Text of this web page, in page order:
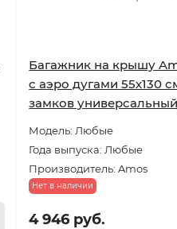
Багажник на крышу
с аэро дугами 55х130
замков универсальный
Модель: Любые
Года выпуска: Любые
Производитель: Amos
Нет в наличии
4 946 руб.